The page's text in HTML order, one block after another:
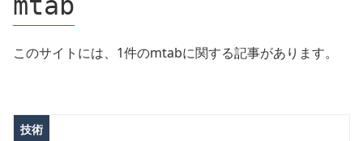
このサイトには、1件のmtabに関する記事があります。
技術